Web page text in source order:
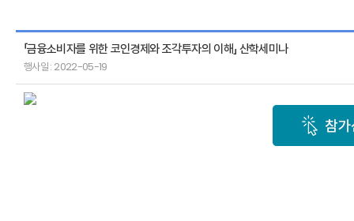
「금융소비자를 위한 코인경제와 조각투자의 이해」 산학세미나
행사일 : 2022-05-19